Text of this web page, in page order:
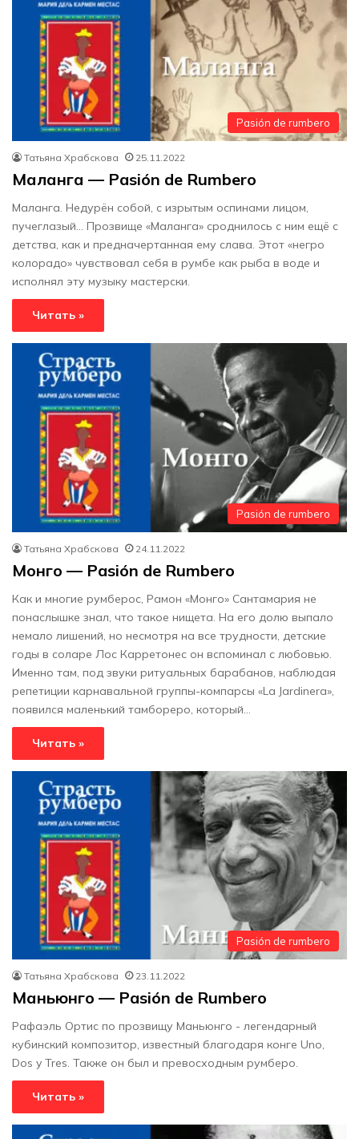
Pasión de rumbero
Татьяна Храбскова 25.11.2022
Маланга — Pasión de Rumbero
Маланга. Недурён собой, с изрытым оспинами лицом,
пучеглазый… Прозвище «Маланга» сроднилось с ним ещё с
детства, как и предначертанная ему слава. Этот «негро
колорадо» чувствовал себя в румбе как рыба в воде и
исполнял эту музыку мастерски.
Читать »
Pasión de rumbero
Татьяна Храбскова 24.11.2022
Монго — Pasión de Rumbero
Как и многие румберос, Рамон «Монго» Сантамария не
понаслышке знал, что такое нищета. На его долю выпало
немало лишений, но несмотря на все трудности, детские
годы в соларе Лос Карретонес он вспоминал с любовью.
Именно там, под звуки ритуальных барабанов, наблюдая
репетиции карнавальной группы-компарсы «La Jardinera»,
появился маленький тамбореро, который…
Читать »
Pasión de rumbero
Татьяна Храбскова 23.11.2022
Маньюнго — Pasión de Rumbero
Рафаэль Ортис по прозвищу Маньюнго - легендарный
кубинский композитор, известный благодаря конге Uno,
Dos y Tres. Также он был и превосходным румберо.
Читать »